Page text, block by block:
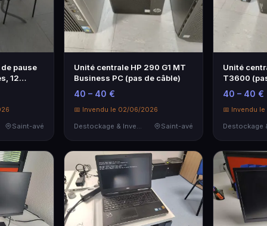
pause
12
Saint-avé
Unité centrale HP 290 G1 MT
Business PC (pas de câble)
40 – 40 €
📅 Invendu le 02/06/2026
Destockage & Invendus
Saint-avé
Unité
T3600
40 – 40 €
📅 Invendu